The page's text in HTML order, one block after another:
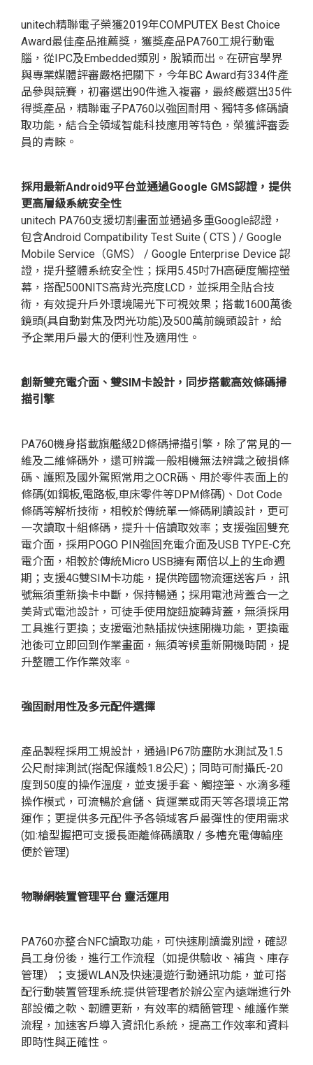
unitech精聯電子榮獲2019年COMPUTEX Best Choice
Award最佳產品推薦獎，獲獎產品PA760工規行動電
腦，從IPC及Embedded類別，脫穎而出。在研官學界
與專業媒體評審嚴格把關下，今年BC Award有334件產
品參與競賽，初審選出90件進入複審，最終嚴選出35件
得獎產品，精聯電子PA760以強固耐用、獨特多條碼讀
取功能，結合全領域智能科技應用等特色，榮獲評審委
員的青睞。
採用最新Android9平台並通過Google GMS認證，提供
更高層級系統安全性
unitech PA760支援切割畫面並通過多重Google認證，
包含Android Compatibility Test Suite ( CTS ) / Google
Mobile Service（GMS） / Google Enterprise Device 認
證，提升整體系統安全性；採用5.45吋7H高硬度觸控螢
幕，搭配500NITS高背光亮度LCD，並採用全貼合技
術，有效提升戶外環境陽光下可視效果；搭載1600萬後
鏡頭(具自動對焦及閃光功能)及500萬前鏡頭設計，給
予企業用戶最大的便利性及適用性。
創新雙充電介面、雙SIM卡設計 ， 同步搭載高效條碼掃
描引擎
PA760機身搭載旗艦級2D條碼掃描引擎，除了常見的一
維及二維條碼外，還可辨識一般相機無法辨識之破損條
碼、護照及國外駕照常用之OCR碼、用於零件表面上的
條碼(如鋼板,電路板,車床零件等DPM條碼)、Dot Code
條碼等解析技術，相較於傳統單一條碼刷讀設計，更可
一次讀取十組條碼，提升十倍讀取效率；支援強固雙充
電介面，採用POGO PIN強固充電介面及USB TYPE-C充
電介面，相較於傳統Micro USB擁有兩倍以上的生命週
期；支援4G雙SIM卡功能，提供跨國物流運送客戶，訊
號無須重新換卡中斷，保持暢通；採用電池背蓋合一之
美背式電池設計，可徒手使用旋鈕旋轉背蓋，無須採用
工具進行更換；支援電池熱插拔快速開機功能，更換電
池後可立即回到作業畫面，無須等候重新開機時間，提
升整體工作作業效率。
強固耐用性及多元配件選擇
產品製程採用工規設計，通過IP67防塵防水測試及1.5
公尺耐摔測試(搭配保護殼1.8公尺)；同時可耐攝氏-20
度到50度的操作溫度，並支援手套、觸控筆、水滴多種
操作模式，可流暢於倉儲、貨運業或雨天等各環境正常
運作；更提供多元配件予各領域客戶最彈性的使用需求
(如:槍型握把可支援長距離條碼讀取 / 多槽充電傳輸座
便於管理)
物聯網裝置管理平台 靈活運用
PA760亦整合NFC讀取功能，可快速刷讀識別證，確認
員工身份後，進行工作流程（如提供驗收、補貨、庫存
管理）；支援WLAN及快速漫遊行動通訊功能，並可搭
配行動裝置管理系統:提供管理者於辦公室內遠端進行外
部設備之軟、韌體更新，有效率的精簡管理、維護作業
流程，加速客戶導入資訊化系統，提高工作效率和資料
即時性與正確性。